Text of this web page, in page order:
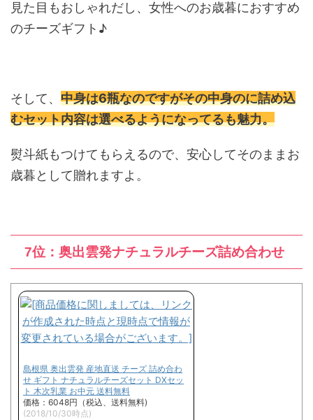
見た目もおしゃれだし、女性へのお歳暮におすすめ
のチーズギフト♪
そして、 中身は6瓶なのですがその中身のに詰め込
むセット内容は選べるようになってるも魅力。
熨斗紙もつけてもらえるので、安心してそのままお
歳暮として贈れますよ。
7位：奥出雲発ナチュラルチーズ詰め合わせ
島根県 奥出雲発 産地直送 チーズ 詰め合わ
せ ギフト ナチュラルチーズセット DXセッ
ト 木次乳業 お中元 送料無料
価格：6048円（税込、送料無料)
(2018/10/30時点)